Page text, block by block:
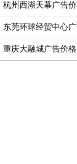
杭州西湖天幕广告
东莞环球经贸中心
重庆大融城广告价格